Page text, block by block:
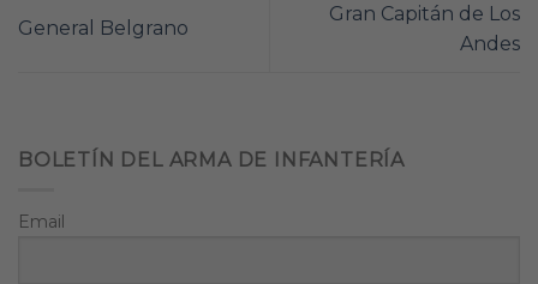
General Belgrano
Gran Capitán de Los
Andes
BOLETÍN DEL ARMA DE INFANTERÍA
Email